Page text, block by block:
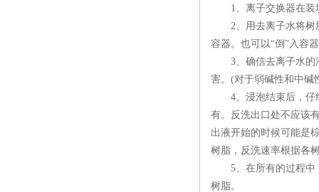
1、离子交换器在装填
2、用去离子水将树脂
容器。也可以“倒”入容
3、确信去离子水的液
害。(对于弱碱性和中碱
4、浸泡结束后，仔细
有。反洗出口处不应该
出液开始的时候可能是
树脂，反洗速率根据各
5、在所有的过程中，
树脂。